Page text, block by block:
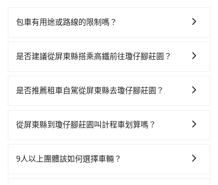
包車有用途或路線的限制嗎？
只要是長途交通且途中遵守台灣法律，無論是清明掃
疫、預約叫車、機場接送、定期洗腎、包月上下班，或
報帳打統編，在結帳時可以受理，並於乘車後一週內寄
是否建議從屏東縣搭乘高鐵前往瓊仔腳莊園？
時，且難叫計程車前往高鐵站！從最早05:50一直到
車花費約1,800元、車程約65分鐘。抵達高鐵站後，步行
站，每人票價790元，再用10分鐘出站、等待車站前排
是否推薦租車自駕從屏東縣去瓊仔腳莊園？
時不需要閉目養神（因為要自己開車），最重要的是你
$115~205承租小轎車，每公里再額外加收$3.2，從屏東
從屏東縣到瓊仔腳莊園叫計程車划算嗎？
灣大車隊和Yoxi，如果在路邊攔不到車，也可考慮打電
9人以上團體該如何選擇車輛？